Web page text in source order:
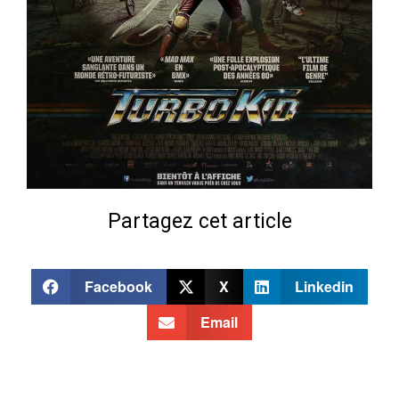
Partagez cet article
Facebook X
Linkedin
Email